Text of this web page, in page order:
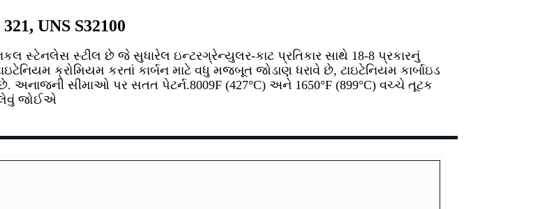
UNS S32100
સ્ટેનલેસ સ્ટીલ છે જે સુધારેલ ઇન્ટરગ્રેન્યુલર-કાટ પ્રતિકાર સાથે 18-8 પ્રકારનું
ક્રોમિયમ કરતાં કાર્બન માટે વધુ મજબૂત જોડાણ ધરાવે છે, ટાઇટેનિયમ કાર્બાઇડ
સીમાઓ પર સતત પેટર્ન.8009F (427°C) અને 1650°F (899°C) વચ્ચે તૂટક
લેવું જોઈએ